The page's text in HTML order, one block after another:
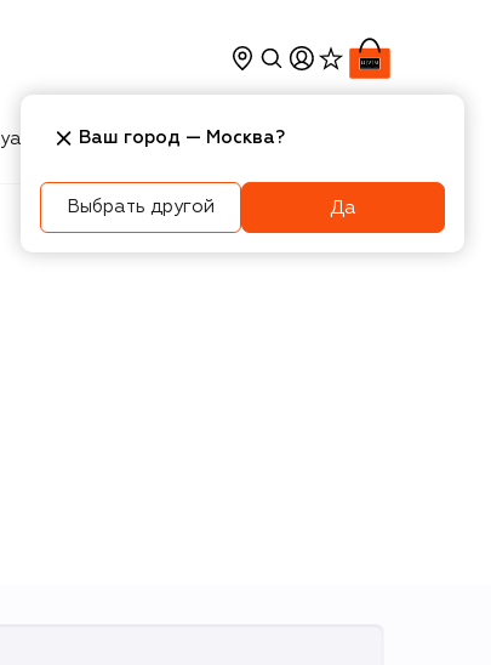
Косметика Интерьер
Ваш город — Москва?
Выбрать другой Да